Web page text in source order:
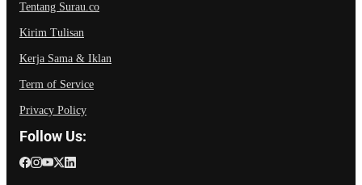
Tentang Surau.co
Kirim Tulisan
Kerja Sama & Iklan
Term of Service
Privacy Policy
Follow Us: